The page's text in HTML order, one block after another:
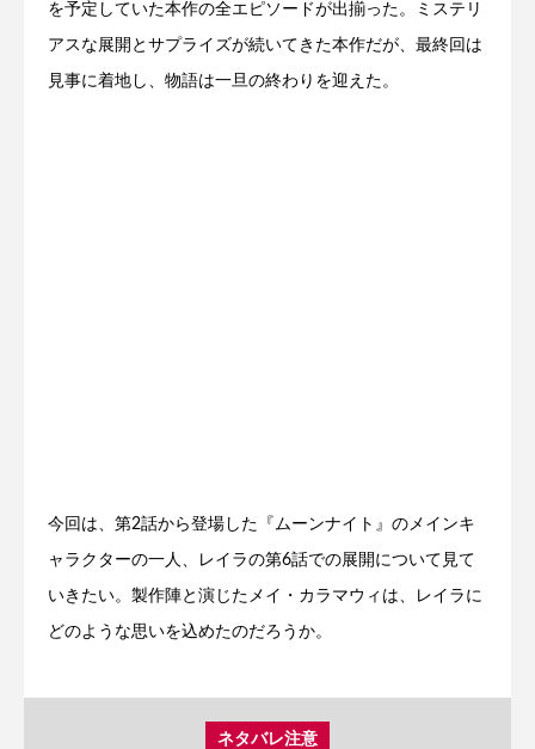
を予定していた本作の全エピソードが出揃った。ミステリ
アスな展開とサプライズが続いてきた本作だが、最終回は
見事に着地し、物語は一旦の終わりを迎えた。
今回は、第2話から登場した『ムーンナイト』のメインキ
ャラクターの一人、レイラの第6話での展開について見て
いきたい。製作陣と演じたメイ・カラマウィは、レイラに
どのような思いを込めたのだろうか。
ネタバレ注意